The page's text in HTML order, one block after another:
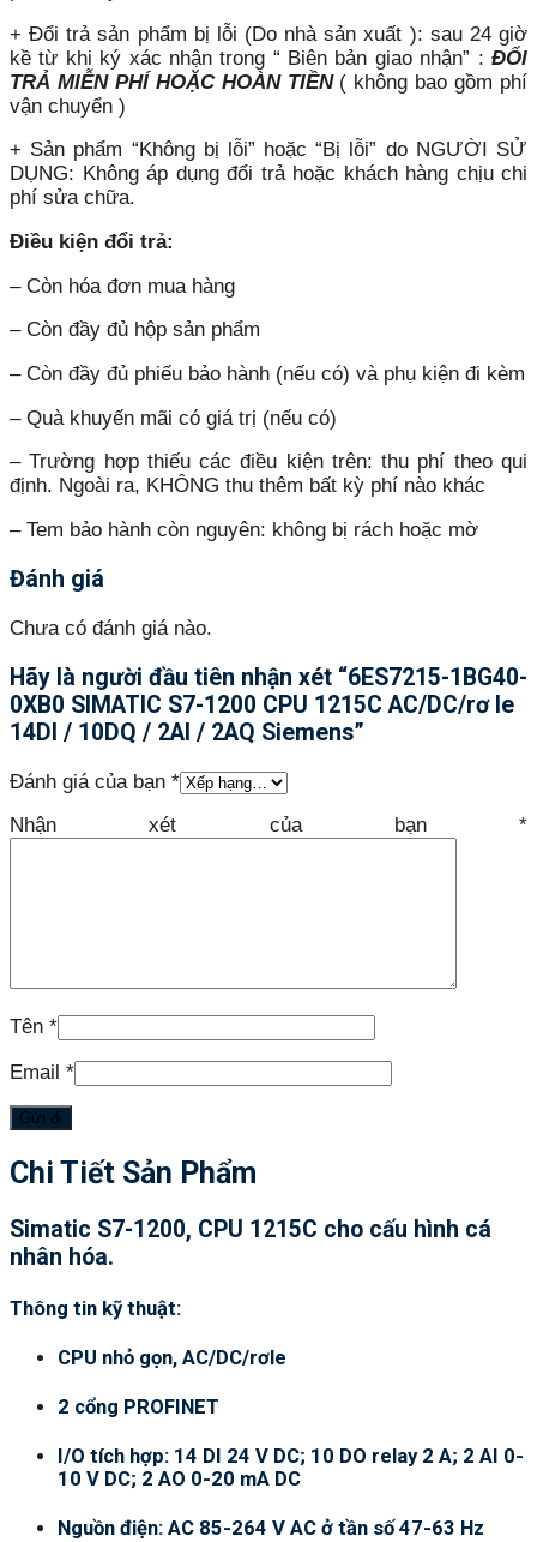
+ Đổi trả sản phẩm bị lỗi (Do nhà sản xuất ): sau 24 giờ
kề từ khi ký xác nhận trong “ Biên bản giao nhận” : ĐỔI
TRẢ MIỄN PHÍ HOẶC HOÀN TIỀN( không bao gồm phí
vận chuyển )
+ Sản phẩm “Không bị lỗi” hoặc “Bị lỗi” do NGƯỜI SỬ
DỤNG: Không áp dụng đổi trả hoặc khách hàng chịu chi
phí sửa chữa.
Điều kiện đổi trả:
– Còn hóa đơn mua hàng
– Còn đầy đủ hộp sản phẩm
– Còn đầy đủ phiếu bảo hành (nếu có) và phụ kiện đi kèm
– Quà khuyến mãi có giá trị (nếu có)
– Trường hợp thiếu các điều kiện trên: thu phí theo qui
định. Ngoài ra, KHÔNG thu thêm bất kỳ phí nào khác
– Tem bảo hành còn nguyên: không bị rách hoặc mờ
Đánh giá
Chưa có đánh giá nào.
Hãy là người đầu tiên nhận xét “6ES7215-1BG40-
0XB0 SIMATIC S7-1200 CPU 1215C AC/DC/rơ le
14DI / 10DQ / 2AI / 2AQ Siemens”
Đánh giá của bạn *
Nhận xét của bạn *
Tên *
Email *
Chi Tiết Sản Phẩm
Simatic S7-1200, CPU 1215C cho cấu hình cá
nhân hóa.
Thông tin kỹ thuật:
CPU nhỏ gọn, AC/DC/rơle
2 cổng PROFINET
I/O tích hợp: 14 DI 24 V DC; 10 DO relay 2 A; 2 AI 0-
10 V DC; 2 AO 0-20 mA DC
Nguồn điện: AC 85-264 V AC ở tần số 47-63 Hz